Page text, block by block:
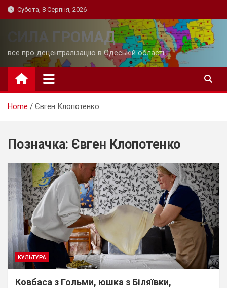
Skip
to
Субота, 8 Серпня, 2026
СИЛА ГРОМАД
все про децентралізацію в Одеській області
Home Євген Клопотенко
Позначка: Євген Клопотенко
КУЛЬТУРА
Ковбаса з Гольми, юшка з Біляївки,